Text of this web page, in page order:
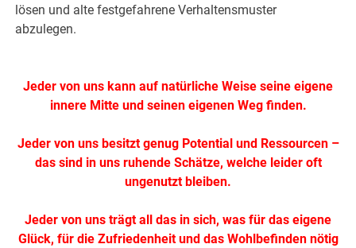
lösen und alte festgefahrene Verhaltensmuster
abzulegen.
Jeder von uns kann auf natürliche Weise seine eigene
innere Mitte und seinen eigenen Weg finden.
Jeder von uns besitzt genug Potential und Ressourcen –
das sind in uns ruhende Schätze, welche leider oft
ungenutzt bleiben.
Jeder von uns trägt all das in sich, was für das eigene
Glück, für die Zufriedenheit und das Wohlbefinden nötig